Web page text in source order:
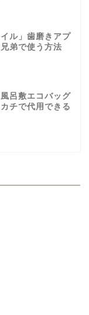
イル」歯磨きアプ
弟で使う方法
呂敷エコバッグ
チで代用できる